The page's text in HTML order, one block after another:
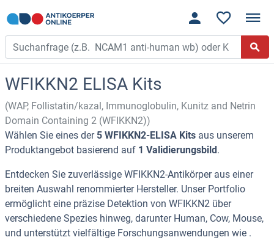
WFIKKN2 ELISA Kits
(WAP, Follistatin/kazal, Immunoglobulin, Kunitz and Netrin
Domain Containing 2 (WFIKKN2))
Wählen Sie eines der 5 WFIKKN2-ELISA Kits aus unserem
Produktangebot basierend auf 1 Validierungsbild .
Entdecken Sie zuverlässige WFIKKN2-Antikörper aus einer
breiten Auswahl renommierter Hersteller. Unser Portfolio
ermöglicht eine präzise Detektion von WFIKKN2 über
verschiedene Spezies hinweg, darunter Human, Cow, Mouse,
und unterstützt vielfältige Forschungsanwendungen wie .